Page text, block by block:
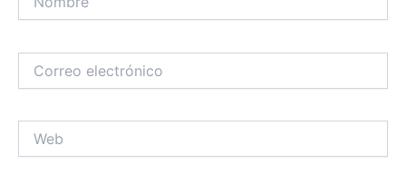
electrónico